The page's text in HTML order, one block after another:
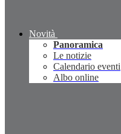
Novità
Panoramica
Le notizie
Calendario eventi
Albo online